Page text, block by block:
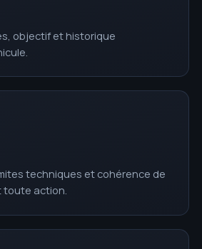
objectif et historique
techniques et cohérence de
toute action.